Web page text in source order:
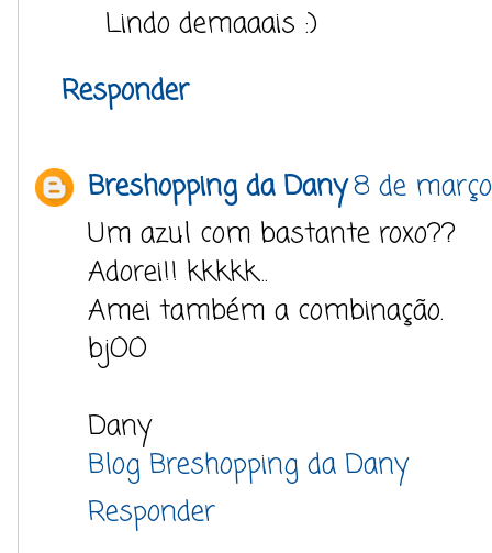
Lindo demaaais :)
Responder
Breshopping da Dany8 de
Um azul com bastante roxo??
Adorei!! kkkkk...
Amei também a combinação.
bjOO
Dany
Blog Breshopping da Dany
Responder